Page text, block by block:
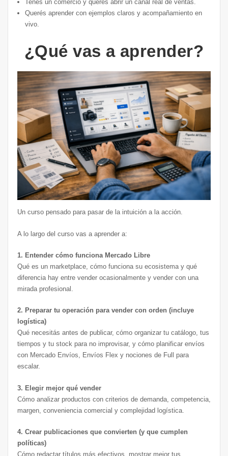
Tenés un comercio y querés abrir un canal real de ventas.
Querés aprender con ejemplos claros y acompañamiento en
vivo.
¿Qué vas a aprender?
Un curso pensado para pasar de la intuición a la acción.
A lo largo del curso vas a aprender a:
1. Entender cómo funciona Mercado Libre
Qué es un marketplace, cómo funciona su ecosistema y qué
diferencia hay entre vender ocasionalmente y vender con una
mirada profesional.
2. Preparar tu operación para vender con orden (incluye
logística)
Qué necesitás antes de publicar, cómo organizar tu catálogo, tus
tiempos y tu stock para no improvisar, y cómo planificar envíos
con Mercado Envíos, Envíos Flex y nociones de Full para
escalar.
3. Elegir mejor qué vender
Cómo analizar productos con criterios de demanda, competencia,
margen, conveniencia comercial y complejidad logística.
4. Crear publicaciones que convierten (y que cumplen
políticas)
Cómo redactar títulos más efectivos, mostrar mejor tus